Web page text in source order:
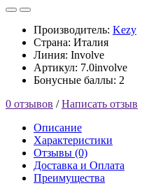
Производитель: Kezy
Страна: Италия
Линия: Involve
Артикул: 7.0involve
Бонусные баллы: 2
0 отзывов /Написать отзыв
Описание
Характеристики
Отзывы (0)
Доставка и Оплата
Преимущества